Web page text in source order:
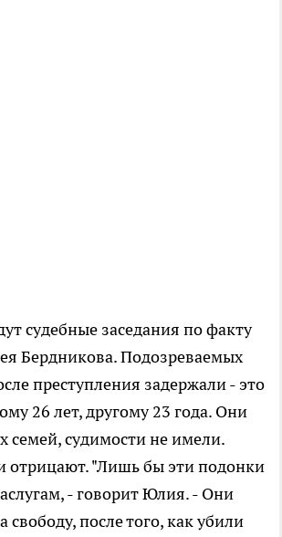
судебные заседания по факту
Бердникова. Подозреваемых
преступления задержали - это
26 лет, другому 23 года. Они
семей, судимости не имели.
отрицают. "Лишь бы эти подонки
- говорит Юлия. - Они
свободу, после того, как убили